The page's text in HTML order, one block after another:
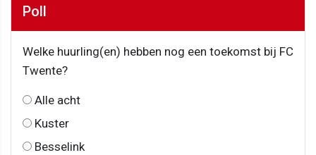
Poll
Welke huurling(en) hebben nog een toekomst bij FC
Twente?
Alle acht
Kuster
Besselink